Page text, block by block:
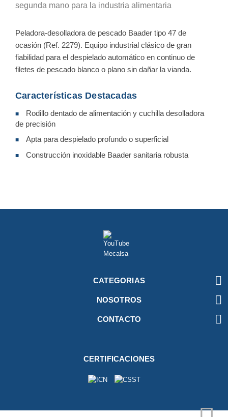
segunda mano para la industria alimentaria
Peladora-desolladora de pescado Baader tipo 47 de
ocasión (Ref. 2279). Equipo industrial clásico de gran
fiabilidad para el despielado automático en continuo de
filetes de pescado blanco o plano sin dañar la vianda.
Características Destacadas
■
Rodillo dentado de alimentación y cuchilla desolladora
de precisión
■ Apta para despielado profundo o superficial
■ Construcción inoxidable Baader sanitaria robusta
CATEGORIAS 
NOSOTROS 
CONTACTO 
CERTIFICACIONES